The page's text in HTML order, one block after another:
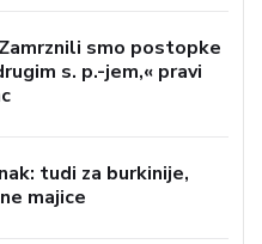
smo postopke
s. p.-jem,« pravi
tudi za burkinije,
majice